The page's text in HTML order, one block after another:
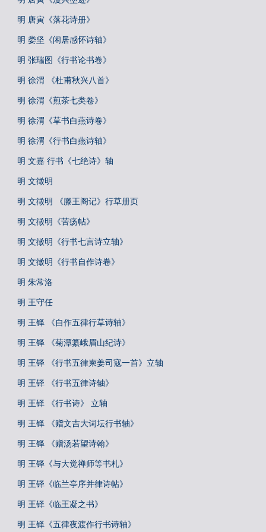
明 唐寅《落花诗册》
明 娄坚《闲居感怀诗轴》
明 张瑞图《行书论书卷》
明 徐渭 《杜甫秋兴八首》
明 徐渭《煎茶七类卷》
明 徐渭《草书白燕诗卷》
明 徐渭《行书白燕诗轴》
明 文嘉 行书《七绝诗》轴
明 文徵明
明 文徵明 《滕王阁记》行草册页
明 文徵明《苦疡帖》
明 文徵明《行书七言诗立轴》
明 文徵明《行书自作诗卷》
明 朱常洛
明 王守任
明 王铎 《自作五律行草诗轴》
明 王铎 《菊潭纂峨眉山纪诗》
明 王铎 《行书五律柬姜司寇一首》立轴
明 王铎 《行书五律诗轴》
明 王铎 《行书诗》 立轴
明 王铎 《赠文吉大词坛行书轴》
明 王铎 《赠汤若望诗翰》
明 王铎《与大觉禅师等书札》
明 王铎《临兰亭序并律诗帖》
明 王铎《临王凝之书》
明 王铎《五律夜渡作行书诗轴》